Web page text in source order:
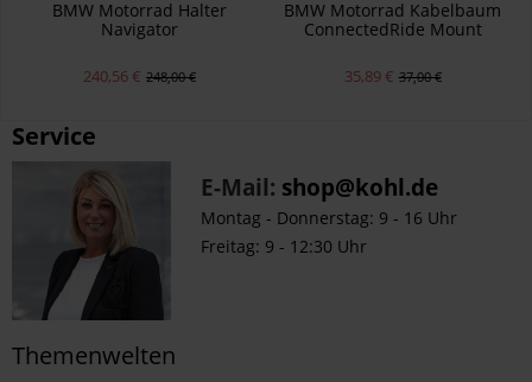
BMW Motorrad Halter
Navigator
240,56 € 248,00 €
BMW Motorrad Kabelbaum
ConnectedRide Mount
35,89 € 37,00 €
Service
E-Mail: shop@kohl.de
Montag - Donnerstag: 9 - 16 Uhr
Freitag: 9 - 12:30 Uhr
Themenwelten